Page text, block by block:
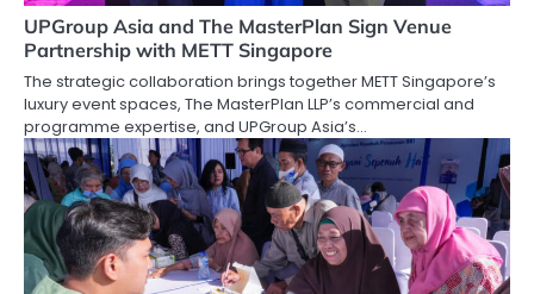
UPGroup Asia and The MasterPlan Sign Venue
Partnership with METT Singapore
The strategic collaboration brings together METT Singapore’s
luxury event spaces, The MasterPlan LLP’s commercial and
programme expertise, and UPGroup Asia’s…